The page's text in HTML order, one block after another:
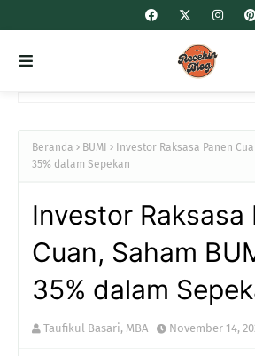
Beranda BUMI
Investor Raksasa Panen
35% dalam Sepekan
Investor Raksasa
Cuan, Saham
35% dalam
Taufikul Basari, MBA November 14,